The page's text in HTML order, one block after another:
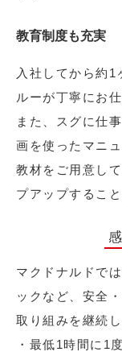
教育制度も充実
入社してから約1
ルーが丁寧にお
また、スグに仕
画を使ったマニ
教材をご用意し
プアップするこ
マクドナルドで
ックなど、安全
取り組みを継続
・最低1時間に1